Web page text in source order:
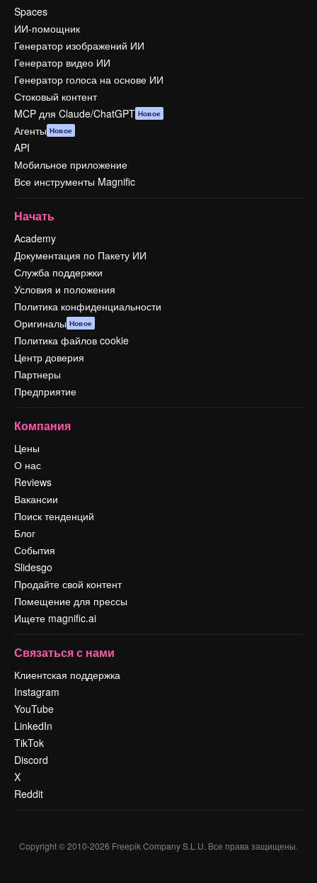
Spaces
ИИ-помощник
Генератор изображений ИИ
Генератор видео ИИ
Генератор голоса на основе ИИ
Стоковый контент
MCP для Claude/ChatGPT Новое
Агенты Новое
API
Мобильное приложение
Все инструменты Magnific
Начать
Academy
Документация по Пакету ИИ
Служба поддержки
Условия и положения
Политика конфиденциальности
Оригиналы Новое
Политика файлов cookie
Центр доверия
Партнеры
Предприятие
Компания
Цены
О нас
Reviews
Вакансии
Поиск тенденций
Блог
События
Slidesgo
Продайте свой контент
Помещение для прессы
Ищете magnific.ai
Связаться с нами
Клиентская поддержка
Instagram
YouTube
LinkedIn
TikTok
Discord
X
Reddit
Copyright © 2010-2026 Freepik Company S.L.U. Все права защищены.